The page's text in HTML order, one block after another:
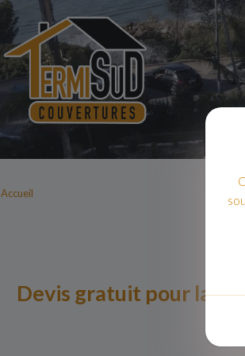
Accueil
Devis gratuit pour la